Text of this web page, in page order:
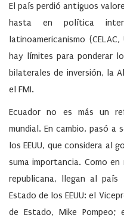
El país perdió antiguos
hasta en política
latinoamericanismo (CELAC,
hay límites para ponderar
bilaterales de inversión, la
el FMI.
Ecuador no es más un
mundial. En cambio, pasó a
los EEUU, que considera al
suma importancia. Como
republicana, llegan al país
Estado de los EEUU: el
de Estado, Mike Pompeo;